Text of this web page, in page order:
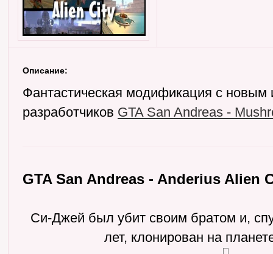
Описание:
Фантастическая модификация с
разработчиков GTA San Andreas -
GTA San Andreas - Anderius Alien
Си-Джей был убит своим братом и,
лет, клонирован на